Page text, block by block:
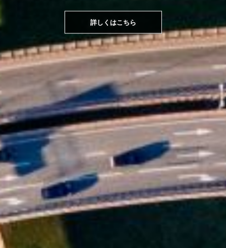
支える混和剤
Trust is built on performance.
詳しくはこちら
Trust is built on performance.